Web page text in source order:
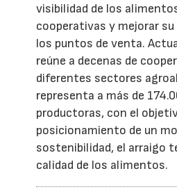
visibilidad de los
cooperativas y mejorar
los puntos de venta.
reúne a decenas de
diferentes sectores
representa a más de
productoras, con el
posicionamiento de un
sostenibilidad, el arraigo
calidad de los alimentos.